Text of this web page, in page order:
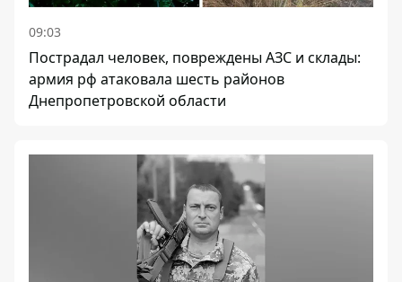
09:03
Пострадал человек, повреждены АЗС и склады:
армия рф атаковала шесть районов
Днепропетровской области